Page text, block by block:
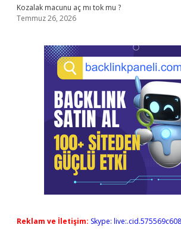
Kozalak macunu aç mı tok mu ?
Temmuz 26, 2026
Reklam ve İletişim: Skype: